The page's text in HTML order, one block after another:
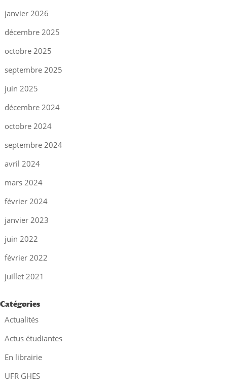
janvier 2026
décembre 2025
octobre 2025
septembre 2025
juin 2025
décembre 2024
octobre 2024
septembre 2024
avril 2024
mars 2024
février 2024
janvier 2023
juin 2022
février 2022
juillet 2021
Catégories
Actualités
Actus étudiantes
En librairie
UFR GHES